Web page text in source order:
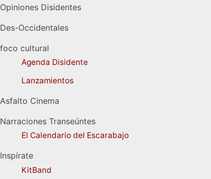
Opiniones Disidentes
Des-Occidentales
foco cultural
Agenda Disidente
Lanzamientos
Asfalto Cinema
Narraciones Transeúntes
El Calendario del Escarabajo
Inspírate
KitBand